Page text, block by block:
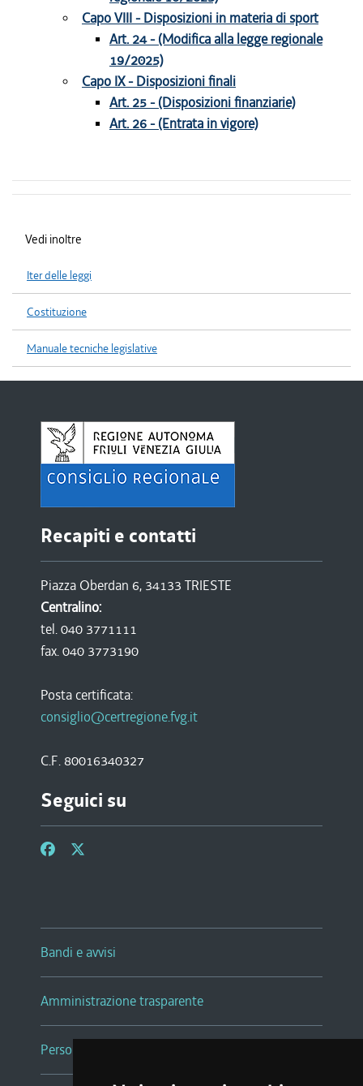
Capo VIII - Disposizioni in materia di sport
Art. 24 - (Modifica alla legge regionale
19/2025)
Capo IX - Disposizioni finali
Art. 25 - (Disposizioni finanziarie)
Art. 26 - (Entrata in vigore)
Vedi inoltre
Iter delle leggi
Costituzione
Manuale tecniche legislative
Recapiti e contatti
Piazza Oberdan 6, 34133 TRIESTE
Centralino:
tel. 040 3771111
fax. 040 3773190
Posta certificata:
consiglio@certregione.fvg.it
C.F. 80016340327
Seguici su
Bandi e avvisi
Amministrazione trasparente
Persone e Uffici